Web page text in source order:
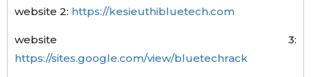
website 2: https://kesieuthibluetech.com
website 3:
https://sites.google.com/view/bluetechrack